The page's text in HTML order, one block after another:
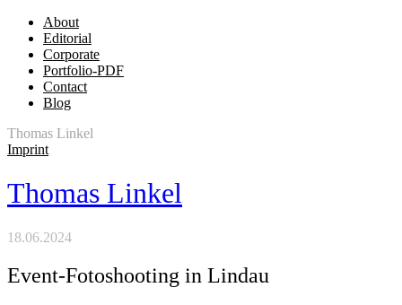
About
Editorial
Corporate
Portfolio-PDF
Contact
Blog
Thomas Linkel
Imprint
Thomas Linkel
18.06.2024
Event-Fotoshooting in Lindau